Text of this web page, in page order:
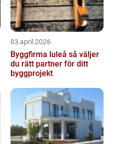
03 april 2026
Byggfirma luleå så väljer
du rätt partner för ditt
byggprojekt